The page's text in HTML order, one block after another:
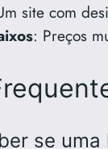
site com
: Preços
se